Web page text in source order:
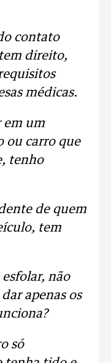
contato
direito,
médicas.
em um
ou carro que
tenho
de quem
tem
não
apenas os
só